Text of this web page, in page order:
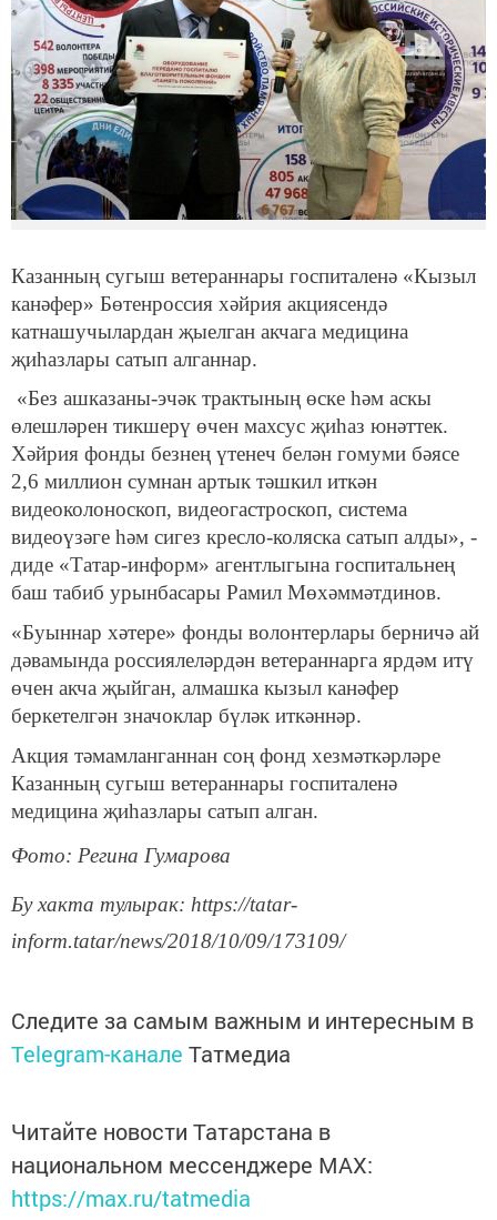
Казанның сугыш ветераннары госпиталенә «Кызыл
канәфер» Бөтенроссия хәйрия акциясендә
катнашучылардан җыелган акчага медицина
җиһазлары сатып алганнар.
«Без ашказаны-эчәк трактының өске һәм аскы
өлешләрен тикшерү өчен махсус җиһаз юнәттек.
Хәйрия фонды безнең үтенеч белән гомуми бәясе
2,6 миллион сумнан артык тәшкил иткән
видеоколоноскоп, видеогастроскоп, система
видеоүзәге һәм сигез кресло-коляска сатып алды», -
диде «Татар-информ» агентлыгына госпитальнең
баш табиб урынбасары Рамил Мөхәммәтдинов.
«Буыннар хәтере» фонды волонтерлары берничә ай
дәвамында россиялеләрдән ветераннарга ярдәм итү
өчен акча җыйган, алмашка кызыл канәфер
беркетелгән значоклар бүләк иткәннәр.
Акция тәмамланганнан соң фонд хезмәткәрләре
Казанның сугыш ветераннары госпиталенә
медицина җиһазлары сатып алган.
Фото: Регина Гумарова
Бу хакта тулырак: https://tatar-
inform.tatar/news/2018/10/09/173109/
Следите за самым важным и интересным в
Telegram-канале Татмедиа
Читайте новости Татарстана в
национальном мессенджере MАХ:
https://max.ru/tatmedia